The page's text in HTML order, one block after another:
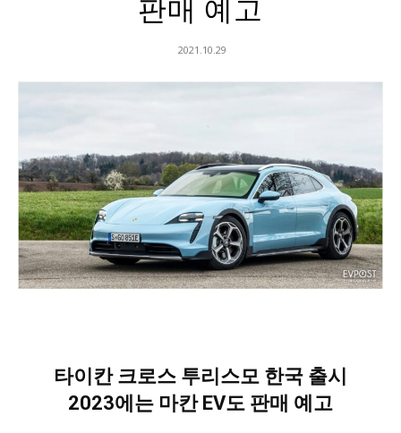
판매 예고
2021.10.29
타이칸 크로스 투리스모 한국 출시
2023에는 마칸 EV도 판매 예고